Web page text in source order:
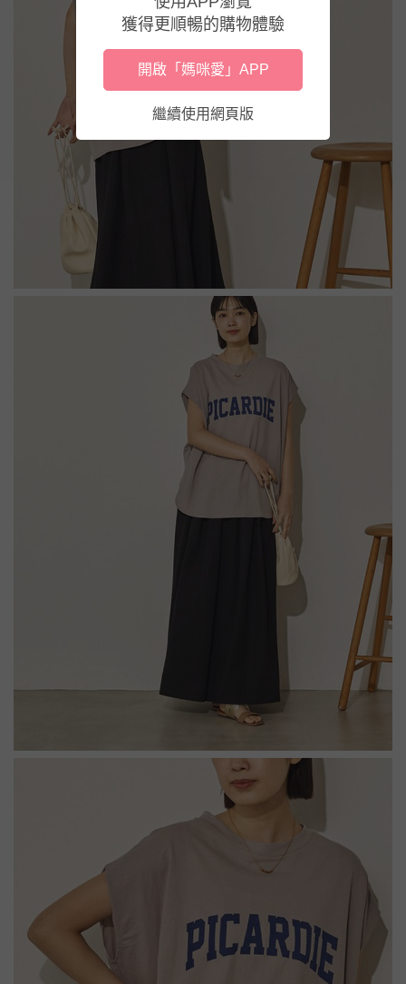
獲得更順暢的購物體驗
開啟「媽咪愛」APP
繼續使用網頁版